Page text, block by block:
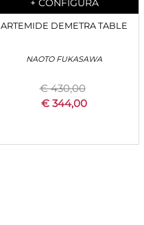
+ CONFIGURA
ARTEMIDE DEMETRA TABLE
NAOTO FUKASAWA
€ 430,00
€ 344,00